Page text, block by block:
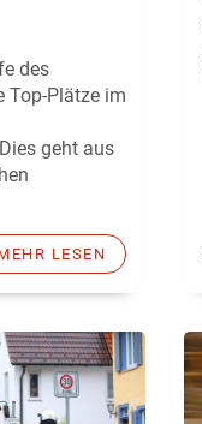
des
Top-Plätze im
geht aus
LESEN